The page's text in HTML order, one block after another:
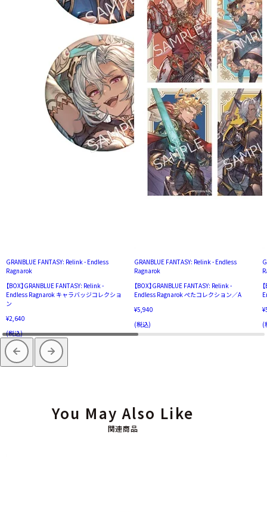
GRANBLUE FANTASY: Relink - Endless
Ragnarok
【BOX】GRANBLUE FANTASY: Relink -
Endless Ragnarok キャラバッジコレクショ
ン
¥2,640
(税込)
GRANBLUE FANTASY: Relink - Endless
Ragnarok
【BOX】GRANBLUE FANTASY: Relink -
Endless Ragnarok ぺたコレクション／A
¥5,940
(税込)
(
関連商品
You May Also Like